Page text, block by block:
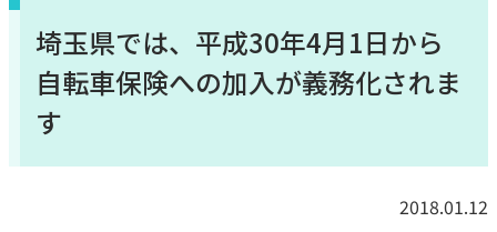
埼玉県では、平成30年4月1日から
自転車保険への加入が義務化されま
す
2018.01.12